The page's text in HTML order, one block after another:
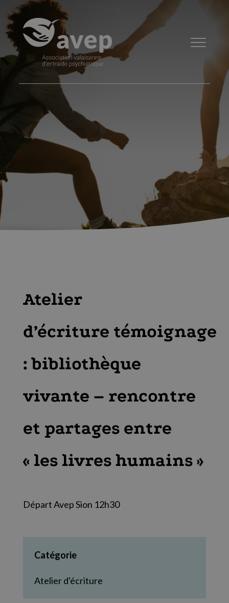
Atelier
d’écriture témoignage
: bibliothèque
vivante – rencontre
et partages entre
« les livres humains »
Départ Avep Sion 12h30
Catégorie
Atelier d'écriture